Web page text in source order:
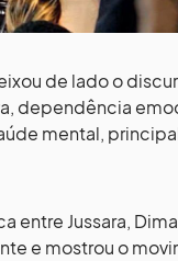
de lado o
dependência
mental,
entre Jussara,
e mostrou o